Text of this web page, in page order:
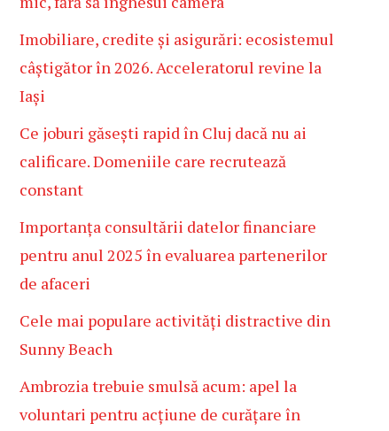
Imobiliare, credite și asigurări: ecosistemul
câștigător în 2026. Acceleratorul revine la
Iași
Ce joburi găsești rapid în Cluj dacă nu ai
calificare. Domeniile care recrutează
constant
Importanța consultării datelor financiare
pentru anul 2025 în evaluarea partenerilor
de afaceri
Cele mai populare activități distractive din
Sunny Beach
Ambrozia trebuie smulsă acum: apel la
voluntari pentru acțiune de curățare în